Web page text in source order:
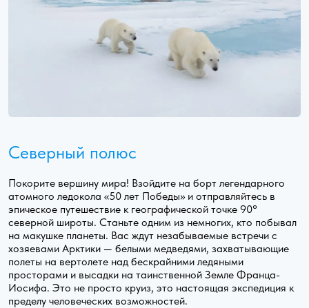
Северный полюс
Покорите вершину мира! Взойдите на борт легендарного
атомного ледокола «50 лет Победы» и отправляйтесь в
эпическое путешествие к географической точке 90°
северной широты. Станьте одним из немногих, кто побывал
на макушке планеты. Вас ждут незабываемые встречи с
хозяевами Арктики — белыми медведями, захватывающие
полеты на вертолете над бескрайними ледяными
просторами и высадки на таинственной Земле Франца-
Иосифа. Это не просто круиз, это настоящая экспедиция к
пределу человеческих возможностей.